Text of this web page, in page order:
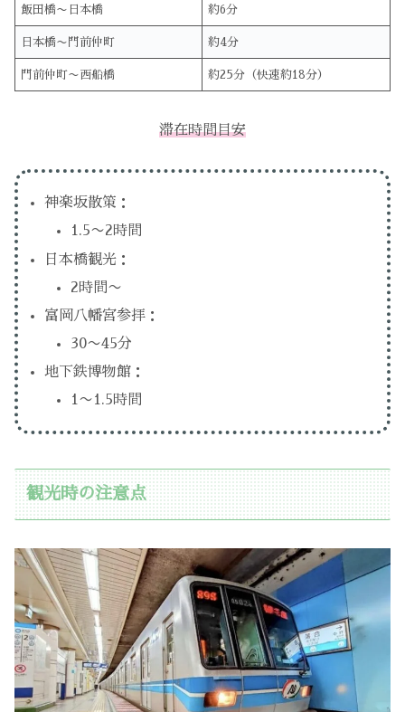
飯田橋〜日本橋 約6分
日本橋〜門前仲町 約4分
門前仲町〜西船橋 約25分（快速約18分）
滞在時間目安
神楽坂散策：
1.5〜2時間
日本橋観光：
2時間〜
富岡八幡宮参拝：
30〜45分
地下鉄博物館：
1〜1.5時間
観光時の注意点